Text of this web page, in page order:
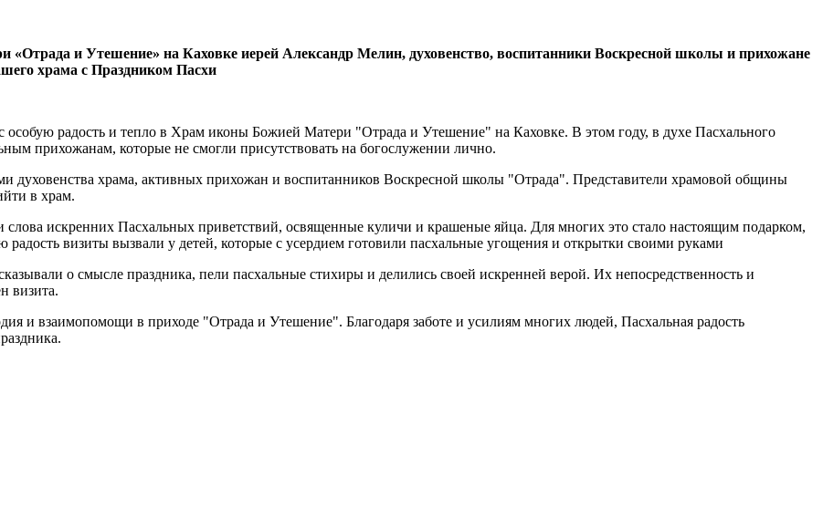
«Отрада и Утешение» на Каховке иерей Александр Мелин, духовенство, воспитанники Воскресной школы и прихожане
храма с Праздником Пасхи
радость и тепло в Храм иконы Божией Матери "Отрада и Утешение" на Каховке. В этом году, в духе Пасхального
прихожанам, которые не смогли присутствовать на богослужении лично.
духовенства храма, активных прихожан и воспитанников Воскресной школы "Отрада". Представители храмовой общины
в храм.
искренних Пасхальных приветствий, освященные куличи и крашеные яйца. Для многих это стало настоящим подарком,
визиты вызвали у детей, которые с усердием готовили пасхальные угощения и открытки своими руками
о смысле праздника, пели пасхальные стихиры и делились своей искренней верой. Их непосредственность и
визита.
и взаимопомощи в приходе "Отрада и Утешение". Благодаря заботе и усилиям многих людей, Пасхальная радость